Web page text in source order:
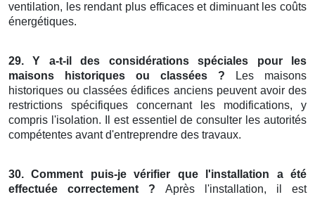
ventilation, les rendant plus efficaces et diminuant les coûts
énergétiques.
29. Y a-t-il des considérations spéciales pour les
maisons historiques ou classées ? Les maisons
historiques ou classées édifices anciens peuvent avoir des
restrictions spécifiques concernant les modifications, y
compris l'isolation. Il est essentiel de consulter les autorités
compétentes avant d'entreprendre des travaux.
30. Comment puis-je vérifier que l'installation a été
effectuée correctement ? Après l'installation, il est